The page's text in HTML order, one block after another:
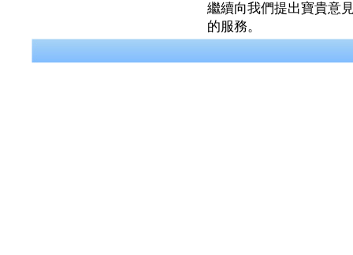
繼續向我們提出寶貴意
的服務。